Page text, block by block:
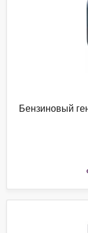
Бензиновый